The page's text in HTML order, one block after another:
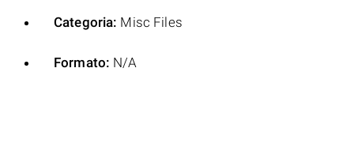
Categoria: Misc Files
Formato: N/A